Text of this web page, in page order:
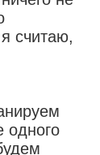
считаю,
одного